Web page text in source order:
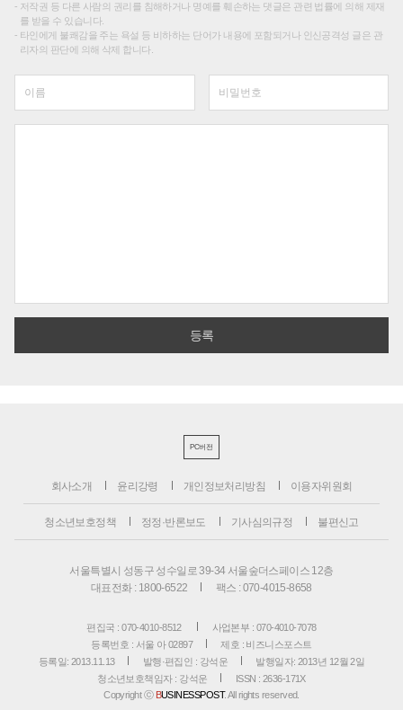
저작권 등 다른 사람의 권리를 침해하거나 명예를 훼손하는 댓글은 관련 법률에 의해 제재
를 받을 수 있습니다.
타인에게 불쾌감을 주는 욕설 등 비하하는 단어가 내용에 포함되거나 인신공격성 글은 관
리자의 판단에 의해 삭제 합니다.
PC버전
회사소개 윤리강령 개인정보처리방침 이용자위원회
청소년보호정책 정정·반론보도 기사심의규정 불편신고
서울특별시 성동구 성수일로 39-34 서울숲더스페이스 12층
대표전화 : 1800-6522
팩스 : 070-4015-8658
편집국 : 070-4010-8512
사업본부 : 070-4010-7078
등록번호 : 서울 아 02897
제호 : 비즈니스포스트
등록일: 2013.11.13
발행·편집인 : 강석운
발행일자: 2013년 12월 2일
청소년보호책임자 : 강석운
ISSN : 2636-171X
Copyright ⓒ BUSINESSPOST. All rights reserved.